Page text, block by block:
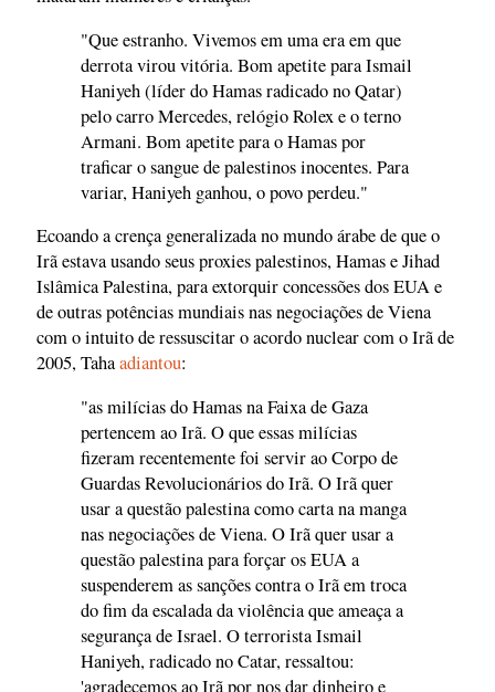
"Que estranho. Vivemos em uma era em que
derrota virou vitória. Bom apetite para Ismail
Haniyeh (líder do Hamas radicado no Qatar)
pelo carro Mercedes, relógio Rolex e o terno
Armani. Bom apetite para o Hamas por
traficar o sangue de palestinos inocentes. Para
variar, Haniyeh ganhou, o povo perdeu."
Ecoando a crença generalizada no mundo árabe de que o
Irã estava usando seus proxies palestinos, Hamas e Jihad
Islâmica Palestina, para extorquir concessões dos EUA e
de outras potências mundiais nas negociações de Viena
com o intuito de ressuscitar o acordo nuclear com o Irã de
2005, Tahaadiantou:
"as milícias do Hamas na Faixa de Gaza
pertencem ao Irã. O que essas milícias
fizeram recentemente foi servir ao Corpo de
Guardas Revolucionários do Irã. O Irã quer
usar a questão palestina como carta na manga
nas negociações de Viena. O Irã quer usar a
questão palestina para forçar os EUA a
suspenderem as sanções contra o Irã em troca
do fim da escalada da violência que ameaça a
segurança de Israel. O terrorista Ismail
Haniyeh, radicado no Catar, ressaltou:
'agradecemos ao Irã por nos dar dinheiro e